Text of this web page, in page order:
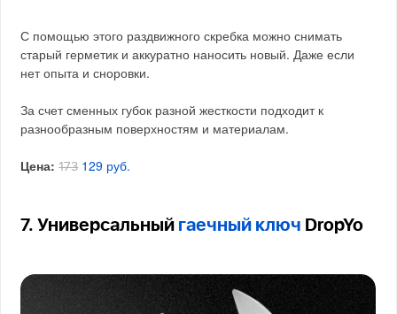
С помощью этого раздвижного скребка можно снимать
старый герметик и аккуратно наносить новый. Даже если
нет опыта и сноровки.
За счет сменных губок разной жесткости подходит к
разнообразным поверхностям и материалам.
Цена: 173 129 руб.
7. Универсальный гаечный ключ DropYo